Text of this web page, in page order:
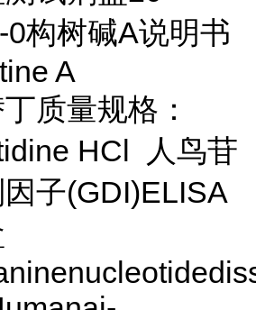
构树碱A说明书
A
质量规格：
HCl 人鸟苷
子(GDI)ELISA